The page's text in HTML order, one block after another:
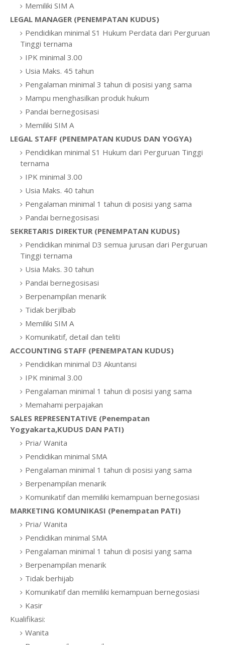
Memiliki SIM A
LEGAL MANAGER (PENEMPATAN KUDUS)
Pendidikan minimal S1 Hukum Perdata dari Perguruan
Tinggi ternama
IPK minimal 3.00
Usia Maks. 45 tahun
Pengalaman minimal 3 tahun di posisi yang sama
Mampu menghasilkan produk hukum
Pandai bernegosisasi
Memiliki SIM A
LEGAL STAFF (PENEMPATAN KUDUS DAN YOGYA)
Pendidikan minimal S1 Hukum dari Perguruan Tinggi
ternama
IPK minimal 3.00
Usia Maks. 40 tahun
Pengalaman minimal 1 tahun di posisi yang sama
Pandai bernegosisasi
SEKRETARIS DIREKTUR (PENEMPATAN KUDUS)
Pendidikan minimal D3 semua jurusan dari Perguruan
Tinggi ternama
Usia Maks. 30 tahun
Pandai bernegosisasi
Berpenampilan menarik
Tidak berjilbab
Memiliki SIM A
Komunikatif, detail dan teliti
ACCOUNTING STAFF (PENEMPATAN KUDUS)
Pendidikan minimal D3 Akuntansi
IPK minimal 3.00
Pengalaman minimal 1 tahun di posisi yang sama
Memahami perpajakan
SALES REPRESENTATIVE (Penempatan
Yogyakarta,KUDUS DAN PATI)
Pria/ Wanita
Pendidikan minimal SMA
Pengalaman minimal 1 tahun di posisi yang sama
Berpenampilan menarik
Komunikatif dan memiliki kemampuan bernegosiasi
MARKETING KOMUNIKASI (Penempatan PATI)
Pria/ Wanita
Pendidikan minimal SMA
Pengalaman minimal 1 tahun di posisi yang sama
Berpenampilan menarik
Tidak berhijab
Komunikatif dan memiliki kemampuan bernegosiasi
Kasir
Kualifikasi:
Wanita